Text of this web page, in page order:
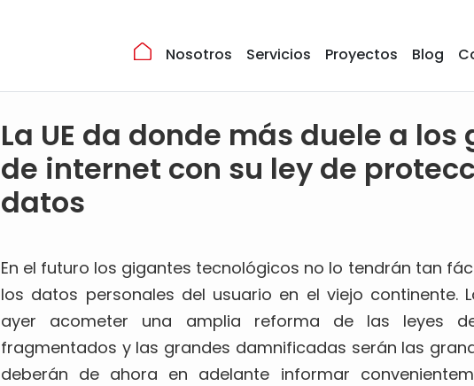
Nosotros Servicios Proyectos Blog
La UE da donde más duele a
de internet con su ley de
datos
En el futuro los gigantes tecnológicos no lo tendrán tan
los datos personales del usuario en el viejo continente.
ayer acometer una amplia reforma de las leyes
fragmentados y las grandes damnificadas serán las
deberán de ahora en adelante informar